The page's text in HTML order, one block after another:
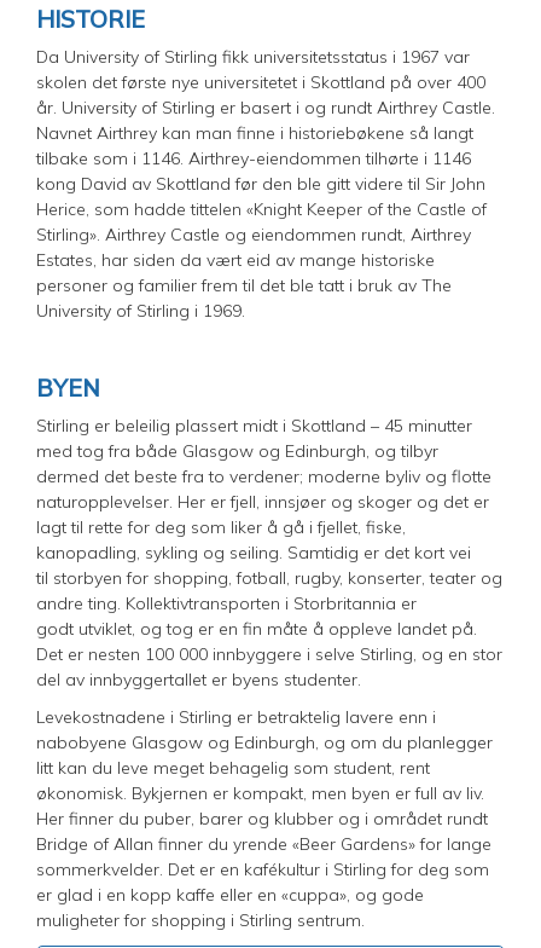
HISTORIE
Da University of Stirling fikk universitetsstatus i 1967 var
skolen det første nye universitetet i Skottland på over 400
år. University of Stirling er basert i og rundt Airthrey Castle.
Navnet Airthrey kan man finne i historiebøkene så langt
tilbake som i 1146. Airthrey-eiendommen tilhørte i 1146
kong David av Skottland før den ble gitt videre til Sir John
Herice, som hadde tittelen «Knight Keeper of the Castle of
Stirling». Airthrey Castle og eiendommen rundt, Airthrey
Estates, har siden da vært eid av mange historiske
personer og familier frem til det ble tatt i bruk av The
University of Stirling i 1969.
BYEN
Stirling er beleilig plassert midt i Skottland – 45 minutter
med tog fra både Glasgow og Edinburgh, og tilbyr
dermed det beste fra to verdener; moderne byliv og flotte
naturopplevelser. Her er fjell, innsjøer og skoger og det er
lagt til rette for deg som liker å gå i fjellet, fiske,
kanopadling, sykling og seiling. Samtidig er det kort vei
til storbyen for shopping, fotball, rugby, konserter, teater og
andre ting. Kollektivtransporten i Storbritannia er
godt utviklet, og tog er en fin måte å oppleve landet på.
Det er nesten 100 000 innbyggere i selve Stirling, og en stor
del av innbyggertallet er byens studenter.
Levekostnadene i Stirling er betraktelig lavere enn i
nabobyene Glasgow og Edinburgh, og om du planlegger
litt kan du leve meget behagelig som student, rent
økonomisk. Bykjernen er kompakt, men byen er full av liv.
Her finner du puber, barer og klubber og i området rundt
Bridge of Allan finner du yrende «Beer Gardens» for lange
sommerkvelder. Det er en kafékultur i Stirling for deg som
er glad i en kopp kaffe eller en «cuppa», og gode
muligheter for shopping i Stirling sentrum.